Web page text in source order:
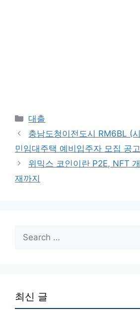
Categories
대출
충남도청이전도시 RM6BL (
민임대주택 예비입주자 모집 공고
위믹스 코인이란 P2E, NFT
재까지
for:
최신 글